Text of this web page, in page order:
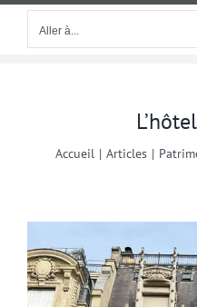
Aller à...
Accueil | Articles |